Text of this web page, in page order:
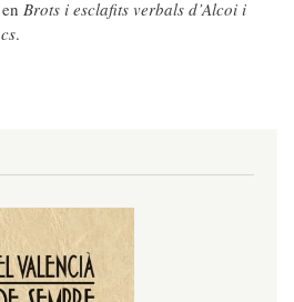
Brots i esclafits verbals d’Alcoi i
.